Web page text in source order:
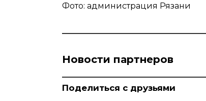
Фото: администрация Рязани
Новости партнеров
Поделиться с друзьями